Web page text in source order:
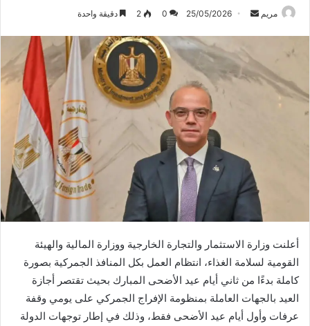
مريم
أرسل 25/05/2026
0
2 دقيقة واحدة
أعلنت وزارة الاستثمار والتجارة الخارجية ووزارة المالية والهيئة
القومية لسلامة الغذاء، انتظام العمل بكل المنافذ الجمركية بصورة
كاملة بدءًا من ثاني أيام عيد الأضحى المبارك بحيث تقتصر أجازة
العيد بالجهات العاملة بمنظومة الإفراج الجمركي على يومي وقفة
عرفات وأول أيام عيد الأضحى فقط، وذلك في إطار توجهات الدولة